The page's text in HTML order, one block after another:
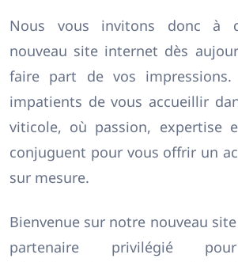
Nous vous invitons donc à
nouveau site internet dès
faire part de vos impressions.
impatients de vous accueillir
viticole, où passion, expertise
conjuguent pour vous offrir un
sur mesure.
Bienvenue sur notre nouveau
partenaire privilégié pour